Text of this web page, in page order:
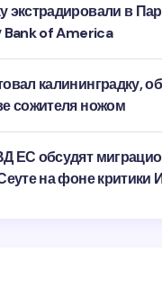
экстрадировали в
Bank of America
калининградку,
сожителя ножом
ЕС обсудят
на фоне критики